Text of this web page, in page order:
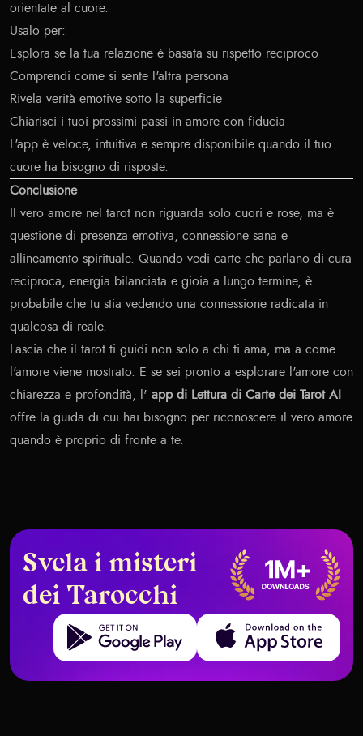
orientate al cuore.
Usalo per:
Esplora se la tua relazione è basata su rispetto reciproco
Comprendi come si sente l'altra persona
Rivela verità emotive sotto la superficie
Chiarisci i tuoi prossimi passi in amore con fiducia
L'app è veloce, intuitiva e sempre disponibile quando il tuo
cuore ha bisogno di risposte.
Conclusione
Il vero amore nel tarot non riguarda solo cuori e rose, ma è
questione di presenza emotiva, connessione sana e
allineamento spirituale. Quando vedi carte che parlano di cura
reciproca, energia bilanciata e gioia a lungo termine, è
probabile che tu stia vedendo una connessione radicata in
qualcosa di reale.
Lascia che il tarot ti guidi non solo a chi ti ama, ma a come
l'amore viene mostrato. E se sei pronto a esplorare l'amore con
chiarezza e profondità, l' app di Lettura di Carte dei Tarot AI
offre la guida di cui hai bisogno per riconoscere il vero amore
quando è proprio di fronte a te.
Svela i misteri
dei Tarocchi
Get it on Google Play Download on the App Store